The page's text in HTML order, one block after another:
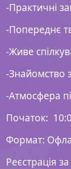
-Практичні
-Попереднє
-Живе
-Знайомство
-Атмосфера
Початок:
Формат:
Реєстрація